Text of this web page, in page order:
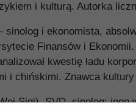
i kulturą. Autorka
sinolog i ekonomista,
Finansów i
kwestię ładu
i chińskimi. Znawca
Siqi), SVD, sinolog; jego